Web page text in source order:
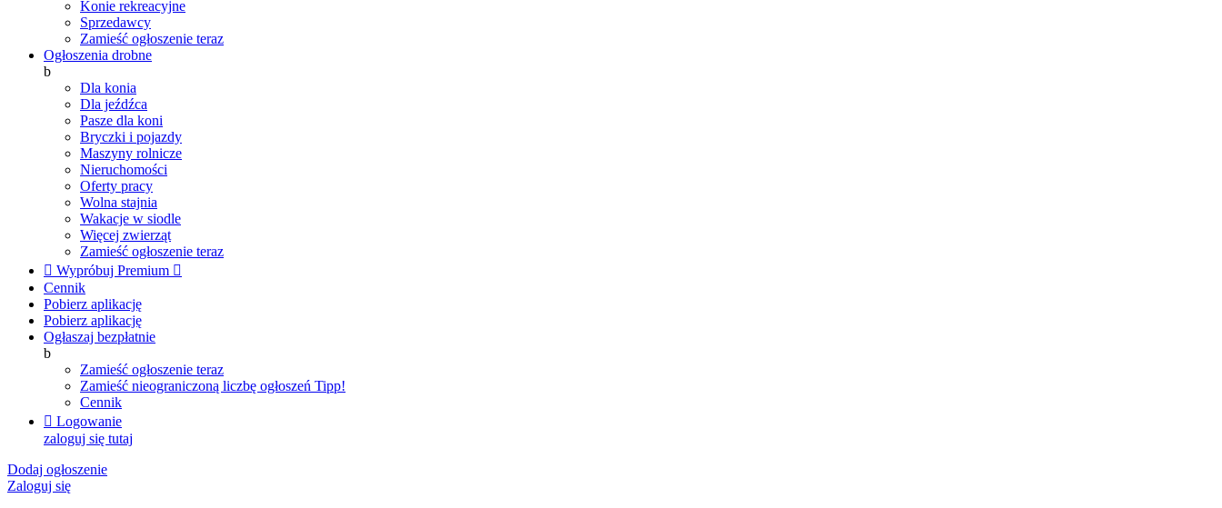
Konie rekreacyjne
Sprzedawcy
Zamieść ogłoszenie teraz
Ogłoszenia drobne
b
Dla konia
Dla jeźdźca
Pasze dla koni
Bryczki i pojazdy
Maszyny rolnicze
Nieruchomości
Oferty pracy
Wolna stajnia
Wakacje w siodle
Więcej zwierząt
Zamieść ogłoszenie teraz
 Wypróbuj Premium 
Cennik
Pobierz aplikację
Pobierz aplikację
Ogłaszaj bezpłatnie
b
Zamieść ogłoszenie teraz
Zamieść nieograniczoną liczbę ogłoszeń Tipp!
Cennik
 Logowanie
zaloguj się tutaj
Dodaj ogłoszenie
Zaloguj się